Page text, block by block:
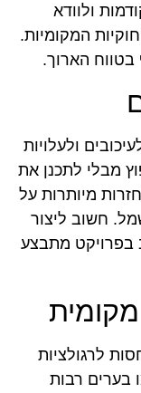
ולוודא
המקומיות.
הארוך.
ולעלויות
מבלי לתכנן את
מיותרות על
חשוב ליצור
מתבצע
לרגולציות
בערים רבות